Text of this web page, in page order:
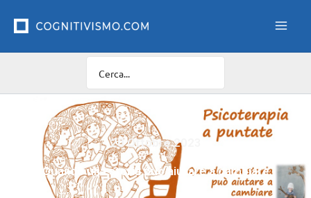
20 Ottobre 2023
Quando una storia può aiutare a cambiare